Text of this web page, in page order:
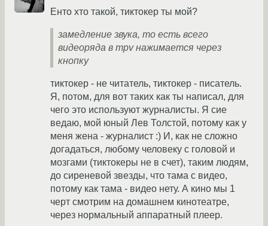
Енто хто такой, тиктокер ты мой?
замедление звука, то есть всего
видеоряда в mpv нажимается через
кнопку
тиктокер - не читатель, тиктокер - писатель.
Я, потом, для вот таких как ты написал, для
чего это используют журналисты. Я сие
ведаю, мой юный Лев Толстой, потому как у
меня жена - журналист :) И, как не сложно
догадаться, любому человеку с головой и
мозгами (тиктокеры не в счет), таким людям,
до сиреневой звезды, что тама с видео,
потому как тама - видео нету. А кино мы 1
черт смотрим на домашнем кинотеатре,
через нормальный аппаратный плеер.